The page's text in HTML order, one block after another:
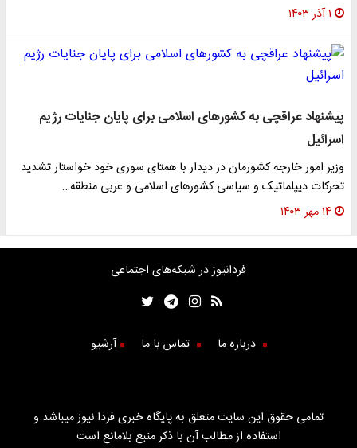
۱ آذر ۱۴۰۳
پیشنهاد عراقچی به کشورهای اسلامی برای پایان جنایات رژیم
اسرائیل
وزیر امور خارجه کشورمان در دیدار با همتای سوری خود خواستار تشدید
تحرکات دیپلماتیک و سیاسی کشورهای اسلامی و عربی منطقه…
۱۴ مهر ۱۴۰۳
فردانیوز در شبکه‌های اجتماعی
درباره ما تماس با ما آرشیو
تمامی حقوق این سایت متعلق به پایگاه خبری فردا نیوز میباشد و
استفاده از مطالب آن با ذکر منبع بلامانع است